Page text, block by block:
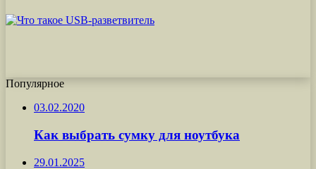
Популярное
03.02.2020
Как выбрать сумку для ноутбука
29.01.2025